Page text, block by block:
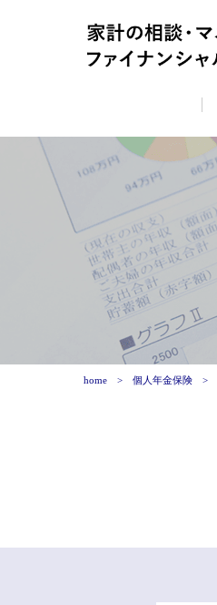
home 個人年金保険